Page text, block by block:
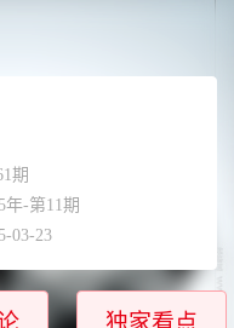
期
年-第11期
03-23
独家看点